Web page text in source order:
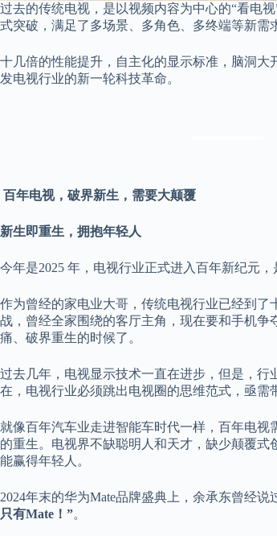
过去的传统电视，是以视频内容为中心的“看电
式突破，满足了多场景、多角色、多终端等新需
十几倍的性能提升，自主化的显示标准，脑洞
发电视行业的新一轮科技革命。
百年电视，破界新生，需要大颠覆
新生即重生，拥抱年轻人
今年是2025 年，电视行业正式进入百年新纪元，
作为曾经的家电业大哥，传统电视行业已经到
战，曾经全家围绕的客厅主角，现在要和手机
痛、破界重生的时候了。
过去几年，电视显示技术一直在进步，但是，
在，电视行业必须跳出电视圈的思维范式，亟需
就像百年汽车业走进智能车时代一样，百年电
的重生。电视界不缺聪明人和天才，缺少颠覆
能赢得年轻人。
2024年末的华为Mate品牌盛典上，余承东曾经说
只有Mate！”。